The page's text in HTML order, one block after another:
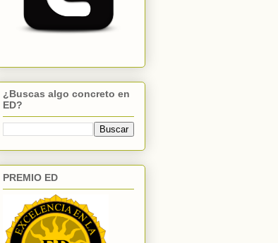
¿Buscas algo concreto en
ED?
PREMIO ED